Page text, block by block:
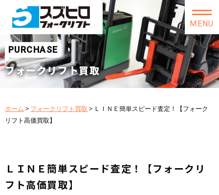
MENU
PURCHASE
フォークリフト買取
ホーム > フォークリフト買取 > ＬＩＮＥ簡単スピード査定！【フォーク
リフト高価買取】
ＬＩＮＥ簡単スピード査定！【フォークリ
フト高価買取】